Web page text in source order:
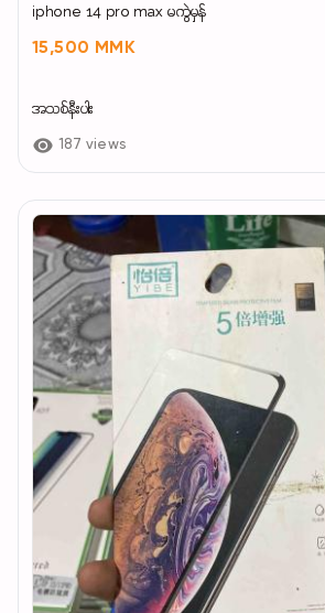
iphone 14 pro max မကွဲမှန်
15,500 MMK
အသစ်နီးပါး
187 views